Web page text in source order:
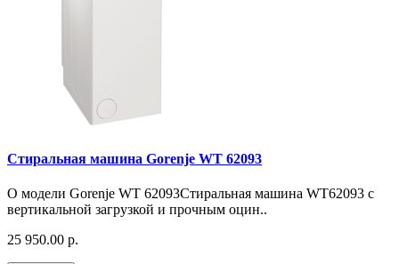
Стиральная машина Gorenje WT 62093
О модели Gorenje WT 62093Стиральная машина WT62093 с
вертикальной загрузкой и прочным оцин..
25 950.00 р.